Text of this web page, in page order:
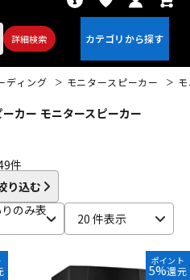
詳細検索
ウクレレ
ディング モニタースピーカー
カー モニタースピーカー
件
り込む
のみ表
20 件表示
ポイント
5%還元